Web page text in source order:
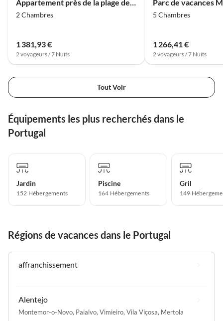
Appartement près de la plage de Benagil
2 Chambres
1 381,93 €
2 voyageurs / 7 Nuits
5 Chambres
1 266,41 €
2 voyageurs / 7 Nuits
Tout Voir
Équipements les plus recherchés dans le
Portugal
Jardin
152 Hébergements
Piscine
164 Hébergements
Gril
149
Régions de vacances dans le Portugal
affranchissement
Alentejo
Montemor-o-Novo, Paialvo, Vimieiro, Vila Viçosa, Mertola